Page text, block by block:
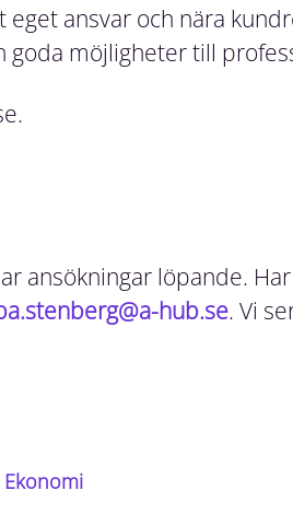
ansvar och nära
goda möjligheter till
ansökningar löpande.
hub.se. Vi
Ekonomi